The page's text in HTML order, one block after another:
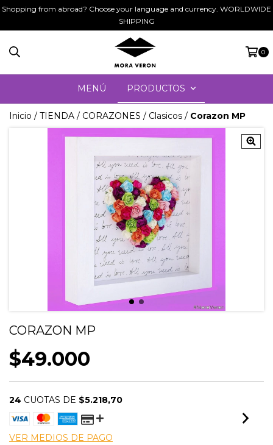
Shopping from abroad? Choose your language and currency. WORLDWIDE
SHIPPING
0
MENÚ PRODUCTOS
Inicio / TIENDA / CORAZONES / Clasicos / Corazon MP
CORAZON MP
$49.000
24 CUOTAS DE $5.218,70
VER MEDIOS DE PAGO